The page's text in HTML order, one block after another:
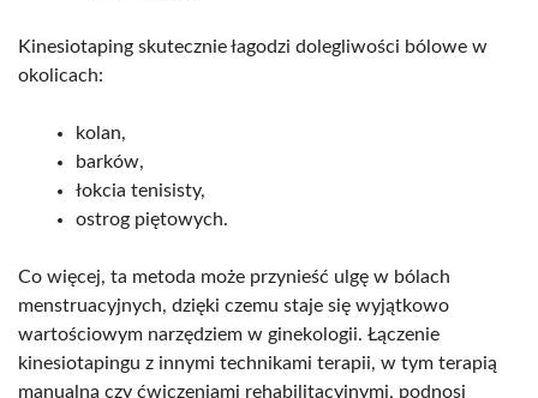
Kinesiotaping skutecznie łagodzi dolegliwości bólowe w
okolicach:
kolan,
barków,
łokcia tenisisty,
ostrog piętowych.
Co więcej, ta metoda może przynieść ulgę w bólach
menstruacyjnych, dzięki czemu staje się wyjątkowo
wartościowym narzędziem w ginekologii. Łączenie
kinesiotapingu z innymi technikami terapii, w tym terapią
manualną czy ćwiczeniami rehabilitacyjnymi, podnosi